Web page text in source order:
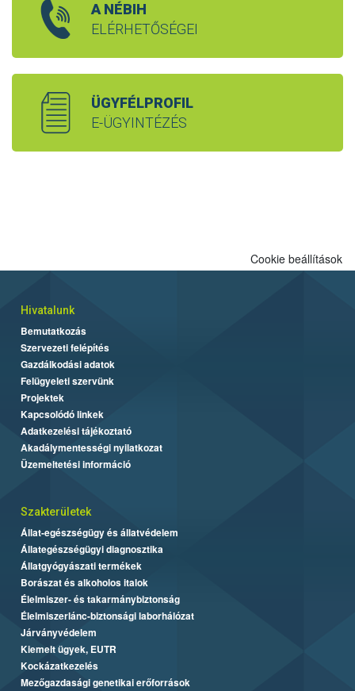
A NÉBIH
ELÉRHETŐSÉGEI
ÜGYFÉLPROFIL
E-ÜGYINTÉZÉS
Cookie beállítások
Hivatalunk
Bemutatkozás
Szervezeti felépítés
Gazdálkodási adatok
Felügyeleti szervünk
Projektek
Kapcsolódó linkek
Adatkezelési tájékoztató
Akadálymentességi nyilatkozat
Üzemeltetési információ
Szakterületek
Állat-egészségügy és állatvédelem
Állategészségügyi diagnosztika
Állatgyógyászati termékek
Borászat és alkoholos italok
Élelmiszer- és takarmánybiztonság
Élelmiszerlánc-biztonsági laborhálózat
Járványvédelem
Kiemelt ügyek, EUTR
Kockázatkezelés
Mezőgazdasági genetikai erőforrások